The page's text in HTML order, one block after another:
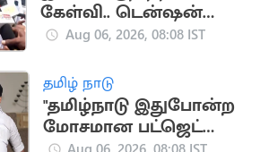
கேள்வி.. டென்ஷன்
ஆன சி.வி.சண்முகம்
Aug 06, 2026, 08:08 IST
தமிழ் நாடு
"தமிழ்நாடு இதுபோன்ற
மோசமான பட்ஜெட்டை